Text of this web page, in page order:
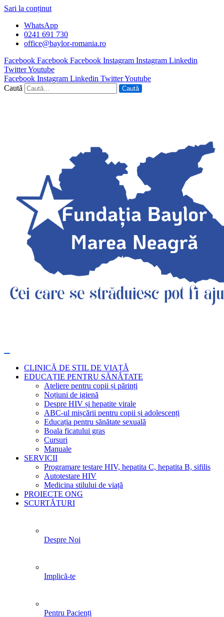
Sari la conținut
WhatsApp
0241 691 730
office@baylor-romania.ro
Facebook Facebook Facebook Instagram Instagram Linkedin
TwitterYoutube
Facebook Instagram Linkedin TwitterYoutube
Caută
Caută
CLINICĂ DE STIL DE VIAȚĂ
EDUCAȚIE PENTRU SĂNĂTATE
Ateliere pentru copii și părinți
Noțiuni de igienă
Despre HIV și hepatite virale
ABC-ul mișcării pentru copii și adolescenți
Educația pentru sănătate sexuală
Boala ficatului gras
Cursuri
Manuale
SERVICII
Programare testare HIV, hepatita C, hepatita B, sifilis
Autotestare HIV
Medicina stilului de viață
PROIECTE ONG
SCURTĂTURI
Despre Noi
Implică-te
Pentru Pacienți